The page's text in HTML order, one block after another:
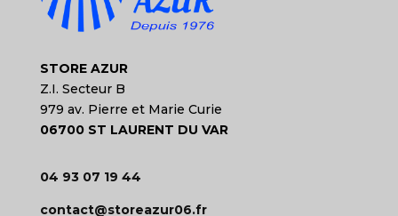
STORE AZUR
Z.I. Secteur B
979 av. Pierre et Marie Curie
06700 ST LAURENT DU VAR
04 93 07 19 44
contact@storeazur06.fr